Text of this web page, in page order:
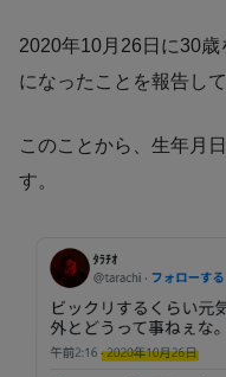
2020年10月26日に30
になったことを報告して
このことから、生年月
す。